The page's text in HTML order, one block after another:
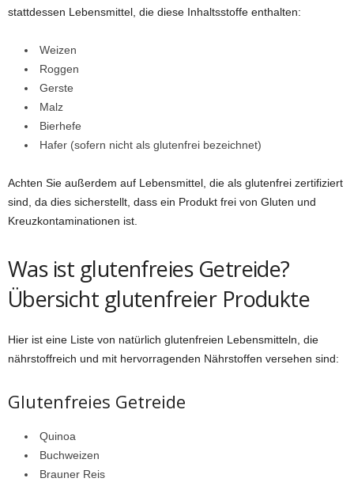
stattdessen Lebensmittel, die diese Inhaltsstoffe enthalten:
Weizen
Roggen
Gerste
Malz
Bierhefe
Hafer (sofern nicht als glutenfrei bezeichnet)
Achten Sie außerdem auf Lebensmittel, die als glutenfrei zertifiziert
sind, da dies sicherstellt, dass ein Produkt frei von Gluten und
Kreuzkontaminationen ist.
Was ist glutenfreies Getreide?
Übersicht glutenfreier Produkte
Hier ist eine Liste von natürlich glutenfreien Lebensmitteln, die
nährstoffreich und mit hervorragenden Nährstoffen versehen sind:
Glutenfreies Getreide
Quinoa
Buchweizen
Brauner Reis